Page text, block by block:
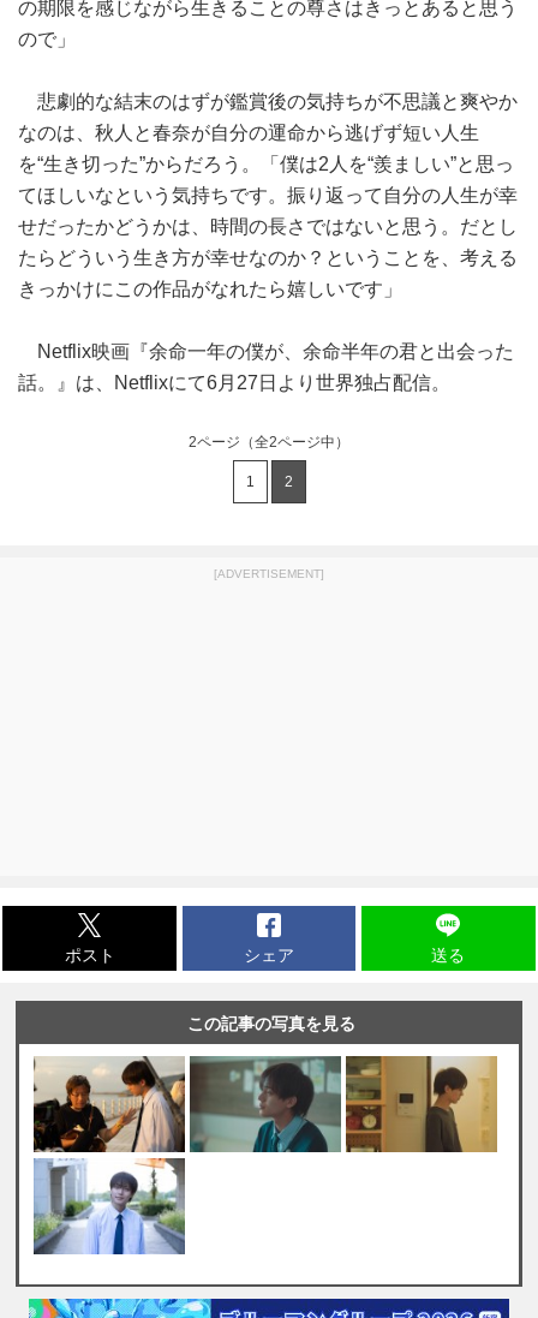
の期限を感じながら生きることの尊さはきっとあると思う
ので」
悲劇的な結末のはずが鑑賞後の気持ちが不思議と爽やか
なのは、秋人と春奈が自分の運命から逃げず短い人生
を“生き切った”からだろう。「僕は2人を“羨ましい”と思っ
てほしいなという気持ちです。振り返って自分の人生が幸
せだったかどうかは、時間の長さではないと思う。だとし
たらどういう生き方が幸せなのか？ということを、考える
きっかけにこの作品がなれたら嬉しいです」
Netflix映画『余命一年の僕が、余命半年の君と出会った
話。』は、Netflixにて6月27日より世界独占配信。
2ページ （全2ページ中）
1 2
[ADVERTISEMENT]
ポスト シェア 送る
この記事の写真を見る